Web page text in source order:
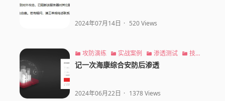
2024年07月14日 · 520 Views
攻防演练 实战案例 渗透测试
技术
分享
记一次海康综合安防后渗透
2024年06月22日 · 1378 Views